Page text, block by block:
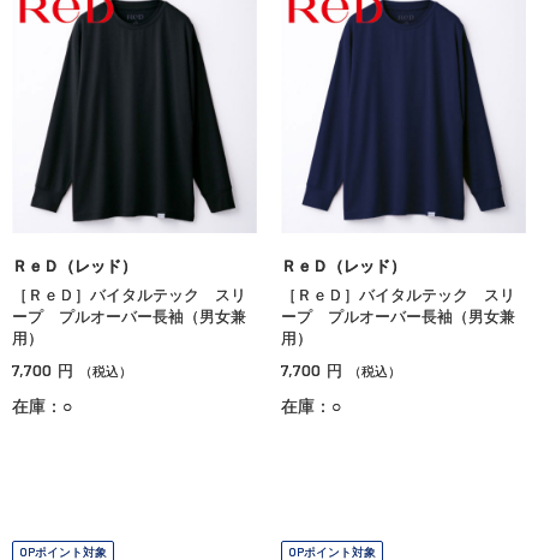
ＲｅＤ（レッド）
［ＲｅＤ］バイタルテック スリ
ープ プルオーバー長袖（男女兼
用）
7,700 円 （税込）
在庫：○
ＲｅＤ（レッド）
［ＲｅＤ］バイタルテック スリ
ープ プルオーバー長袖（男女兼
用）
7,700 円 （税込）
在庫：○
OPポイント対象 OPポイント対象